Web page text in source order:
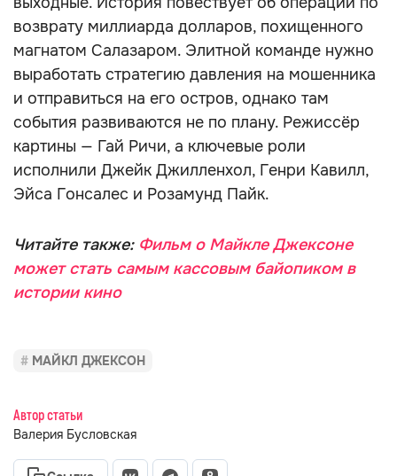
возврату миллиарда долларов, похищенного
магнатом Салазаром. Элитной команде нужно
выработать стратегию давления на мошенника
и отправиться на его остров, однако там
события развиваются не по плану. Режиссёр
картины — Гай Ричи, а ключевые роли
исполнили Джейк Джилленхол, Генри Кавилл,
Эйса Гонсалес и Розамунд Пайк.
Читайте также: Фильм о Майкле Джексоне
может стать самым кассовым байопиком в
истории кино
МАЙКЛ ДЖЕКСОН
Автор статьи
Валерия Бусловская